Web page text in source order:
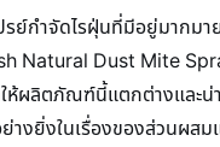
รย์กำจัดไรฝุ่นที่มีอยู่มากมา
Natural Dust Mite
ห้ผลิตภัณฑ์นี้แตกต่างและน่
างยิ่งในเรื่องของส่วนผสม